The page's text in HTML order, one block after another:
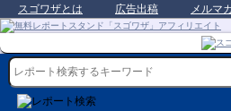
スゴワザとは 広告出稿 メルマ